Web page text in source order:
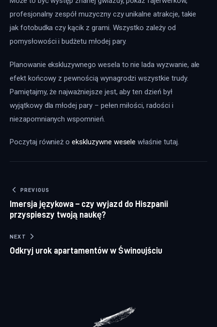
profesjonalny zespół muzyczny czy unikalne atrakcje, takie
jak fotobudka czy kącik z grami. Wszystko zależy od
pomysłowości i budżetu młodej pary.
Planowanie ekskluzywnego wesela to nie lada wyzwanie, ale
efekt końcowy z pewnością wynagrodzi wszystkie trudy.
Pamiętajmy, że najważniejsze jest, aby ten dzień był
wyjątkowy dla młodej pary – pełen miłości, radości i
niezapomnianych wspomnień.
Poczytaj również o ekskluzywne wesele właśnie tutaj.
Nawigacja wpisu
PREVIOUS
Imersja językowa – czy wyjazd do Hiszpanii
przyspieszy twoją naukę?
NEXT
Odkryj urok apartamentów w Świnoujściu